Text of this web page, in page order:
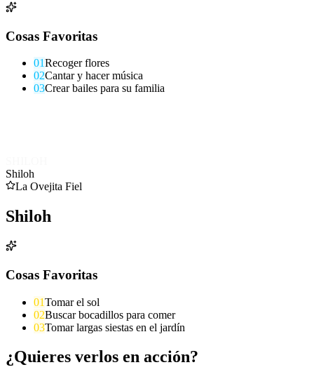
Cosas Favoritas
01Recoger flores
02Cantar y hacer música
03Crear bailes para su familia
Shiloh
La Ovejita Fiel
Shiloh
Cosas Favoritas
01Tomar el sol
02Buscar bocadillos para comer
03Tomar largas siestas en el jardín
¿Quieres verlos en acción?